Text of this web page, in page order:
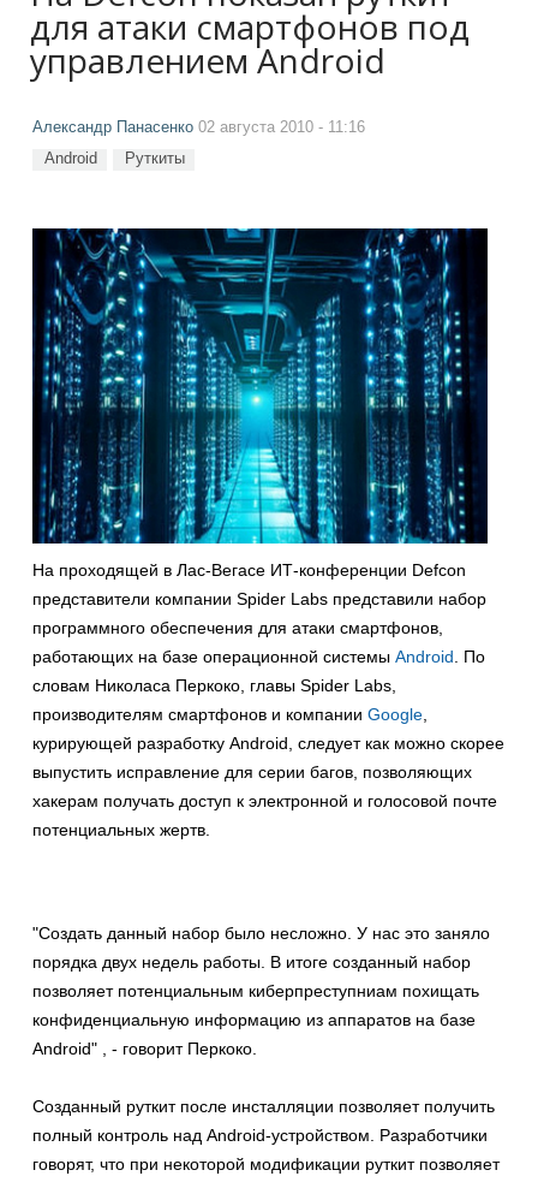
для атаки смартфонов под
управлением Android
Александр Панасенко 02 августа 2010 - 11:16
Android Руткиты
На проходящей в Лас-Вегасе ИТ-конференции Defcon
представители компании Spider Labs представили набор
программного обеспечения для атаки смартфонов,
работающих на базе операционной системы Android. По
словам Николаса Перкоко, главы Spider Labs,
производителям смартфонов и компании Google,
курирующей разработку Android, следует как можно скорее
выпустить исправление для серии багов, позволяющих
хакерам получать доступ к электронной и голосовой почте
потенциальных жертв.
"Создать данный набор было несложно. У нас это заняло
порядка двух недель работы. В итоге созданный набор
позволяет потенциальным киберпреступниам похищать
конфиденциальную информацию из аппаратов на базе
Android" , - говорит Перкоко.
Созданный руткит после инсталляции позволяет получить
полный контроль над Android-устройством. Разработчики
говорят, что при некоторой модификации руткит позволяет